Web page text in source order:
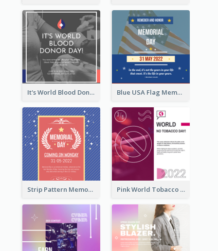
It's World Blood Donor Day Photo Instagram Post Blue USA Flag Memorial Day Instagram Post Design
Strip Pattern Memorial Day Instagram Post Pink World Tobacco Day Instagram Post